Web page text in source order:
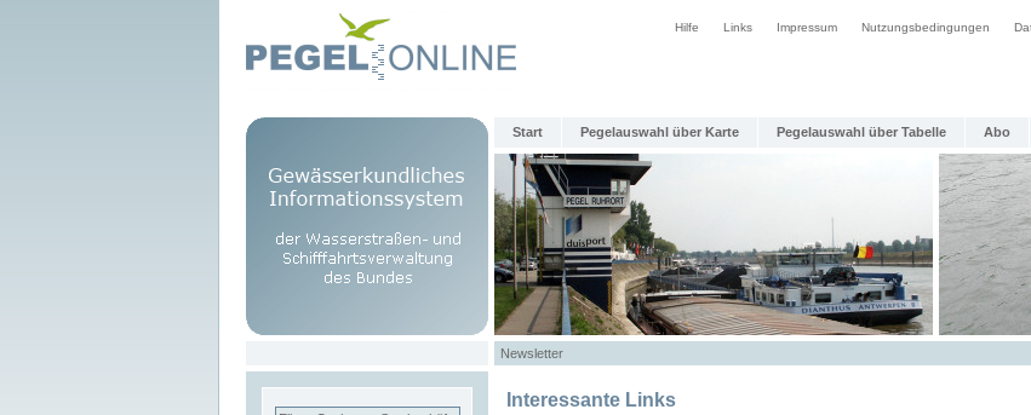
Hilfe Links Impressum Nutzungsbedingungen
Start Pegelauswahl über Karte Pegelauswahl über Tabelle Abo
Newsletter
Interessante Links